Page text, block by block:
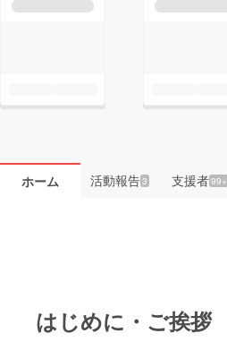
ホーム 活動報告3 支援者99+
はじめに・ご挨拶